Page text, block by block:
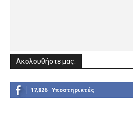
Ακολουθήστε μας:
17,826 Υποστηρικτές